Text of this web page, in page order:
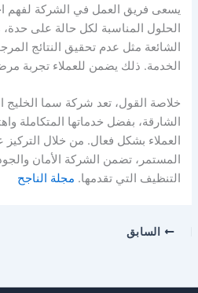
يسعى فريق العمل في الشركة لفهم
الحلول المناسبة لكل حالة على
الشائعة مثل عدم تحقيق النتائج
الخدمة. ذلك يضمن للعملاء تجربة
خلاصة القول، تعد شركة سما الخليج
الشارقة، بفضل خدماتها المتكاملة
العملاء بشكل فعال. من خلال
المستمر، تضمن الشركة الأمان
التنظيف التي تقدمها. مجلة الناجح
السابق